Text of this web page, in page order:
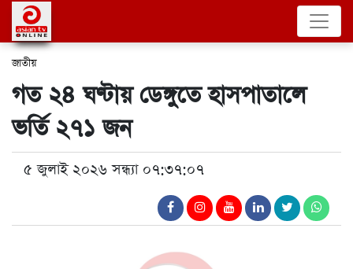
জাতীয়
গত ২৪ ঘণ্টায় ডেঙ্গুতে হাসপাতালে
ভর্তি ২৭১ জন
৫ জুলাই ২০২৬ সন্ধ্যা ০৭:৩৭:০৭